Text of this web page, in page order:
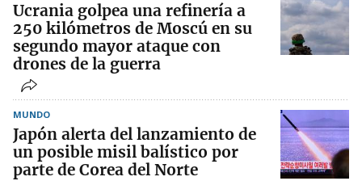
Ucrania golpea una refinería a
250 kilómetros de Moscú en su
segundo mayor ataque con
drones de la guerra
MUNDO
Japón alerta del lanzamiento de
un posible misil balístico por
parte de Corea del Norte